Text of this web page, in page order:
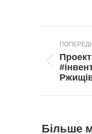
пост:
Проект
Більше